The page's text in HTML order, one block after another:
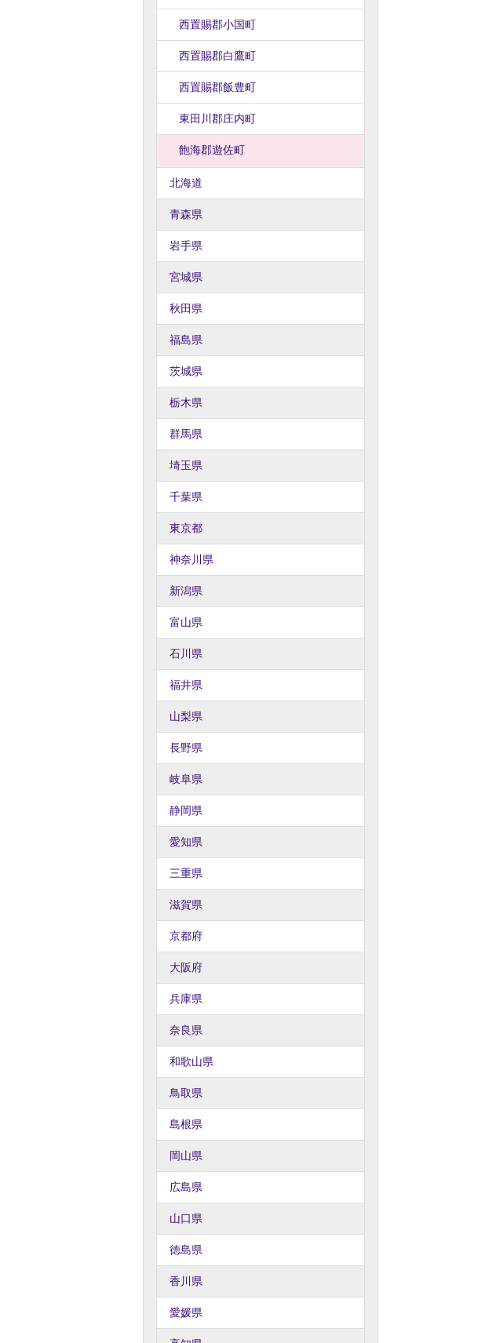
西置賜郡小国町
西置賜郡白鷹町
西置賜郡飯豊町
東田川郡庄内町
飽海郡遊佐町
北海道
青森県
岩手県
宮城県
秋田県
福島県
茨城県
栃木県
群馬県
埼玉県
千葉県
東京都
神奈川県
新潟県
富山県
石川県
福井県
山梨県
長野県
岐阜県
静岡県
愛知県
三重県
滋賀県
京都府
大阪府
兵庫県
奈良県
和歌山県
鳥取県
島根県
岡山県
広島県
山口県
徳島県
香川県
愛媛県